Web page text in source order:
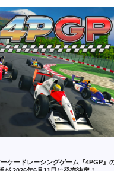
ケードレーシングゲーム『4PGP